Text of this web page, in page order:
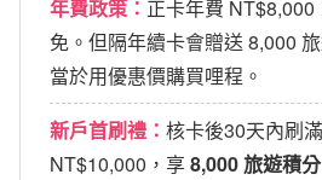
年費政策： 正卡年費 NT$8,000
免。但隔年續卡會贈送 8,000
當於用優惠價購買哩程。
新戶首刷禮： 核卡後30天內刷滿
NT$10,000，享8,000 旅遊積分